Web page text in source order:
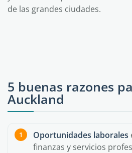
de las grandes ciudades.
5 buenas razones
Auckland
Oportunidades laborales
finanzas y servicios